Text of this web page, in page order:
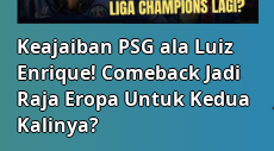
Keajaiban PSG ala Luiz
Enrique! Comeback Jadi
Raja Eropa Untuk Kedua
Kalinya?